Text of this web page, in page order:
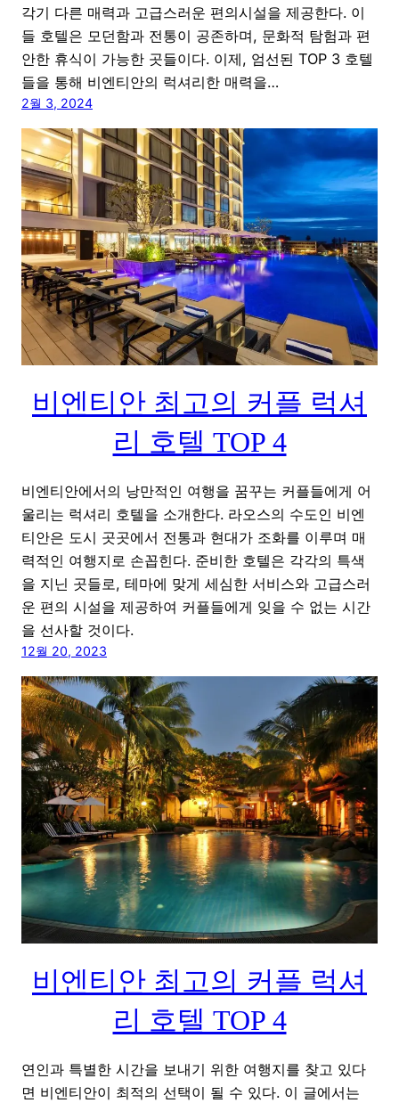
각기 다른 매력과 고급스러운 편의시설을 제공한다. 이
들 호텔은 모던함과 전통이 공존하며, 문화적 탐험과 편
안한 휴식이 가능한 곳들이다. 이제, 엄선된 TOP 3 호텔
들을 통해 비엔티안의 럭셔리한 매력을…
2월 3, 2024
비엔티안 최고의 커플 럭셔
리 호텔 TOP 4
비엔티안에서의 낭만적인 여행을 꿈꾸는 커플들에게 어
울리는 럭셔리 호텔을 소개한다. 라오스의 수도인 비엔
티안은 도시 곳곳에서 전통과 현대가 조화를 이루며 매
력적인 여행지로 손꼽힌다. 준비한 호텔은 각각의 특색
을 지닌 곳들로, 테마에 맞게 세심한 서비스와 고급스러
운 편의 시설을 제공하여 커플들에게 잊을 수 없는 시간
을 선사할 것이다.
12월 20, 2023
비엔티안 최고의 커플 럭셔
리 호텔 TOP 4
연인과 특별한 시간을 보내기 위한 여행지를 찾고 있다
면 비엔티안이 최적의 선택이 될 수 있다. 이 글에서는